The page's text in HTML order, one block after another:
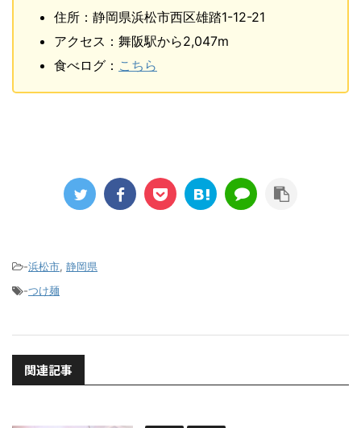
住所：静岡県浜松市西区雄踏1-12-21
アクセス：舞阪駅から2,047m
食べログ： こちら
-浜松市, 静岡県
-つけ麺
関連記事